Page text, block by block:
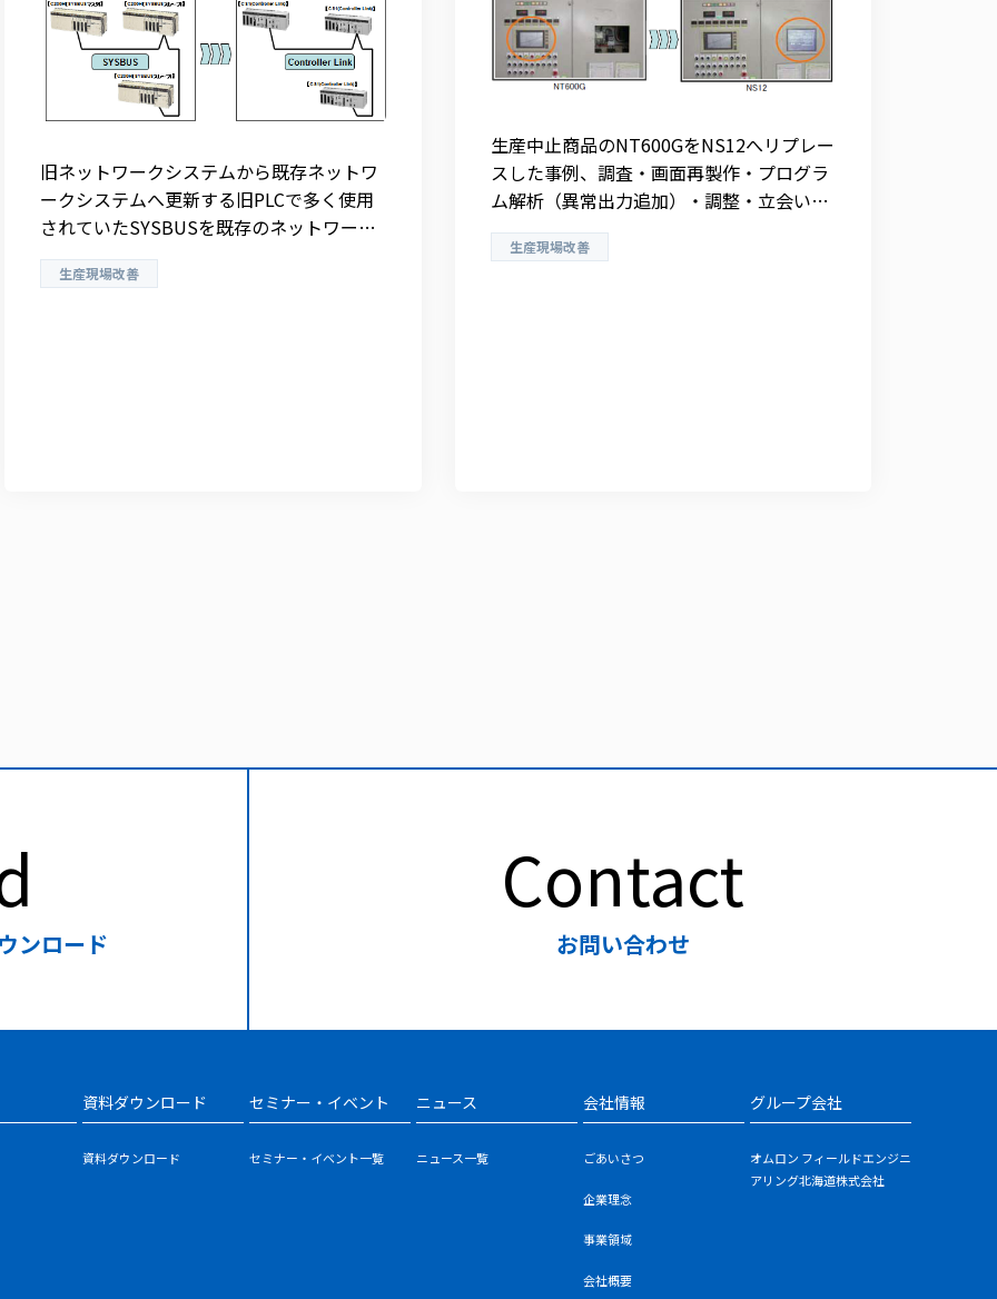
旧ネットワークシステムから既存ネットワ
ークシステムへ更新する旧PLCで多く使用
されていたSYSBUSを既存のネットワーク
への更新をご紹介
生産現場改善
生産中止商品のNT600GをNS12へリプレー
スした事例、調査・画面再製作・プログラ
ム解析（異常出力追加）・調整・立会いま
でトータルに実施
生産現場改善
ンロード
Contact
お問い合わせ
資料ダウンロード
資料ダウンロード
セミナー・イベント
セミナー・イベント一覧
ニュース
ニュース一覧
会社情報
ごあいさつ
企業理念
事業領域
会社概要
グループ会社
オムロン フィールドエンジニ
アリング北海道株式会社